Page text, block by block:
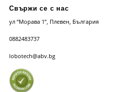
Свържи се с нас
ул “Морава 1”, Плевен, България
0882483737
lobotech@abv.bg